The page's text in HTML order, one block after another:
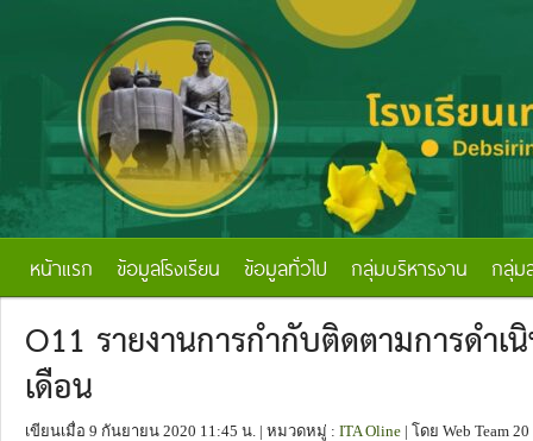
หน้าแรก ข้อมูลโรงเรียน ข้อมูลทั่วไป กลุ่มบริหารงาน กลุ่ม
O11 รายงานการกำกับติดตามการดำ
เดือน
เขียนเมื่อ 9 กันยายน 2020 11:45 น. | หมวดหมู่ : ITA Oline | โดย Web Team 20